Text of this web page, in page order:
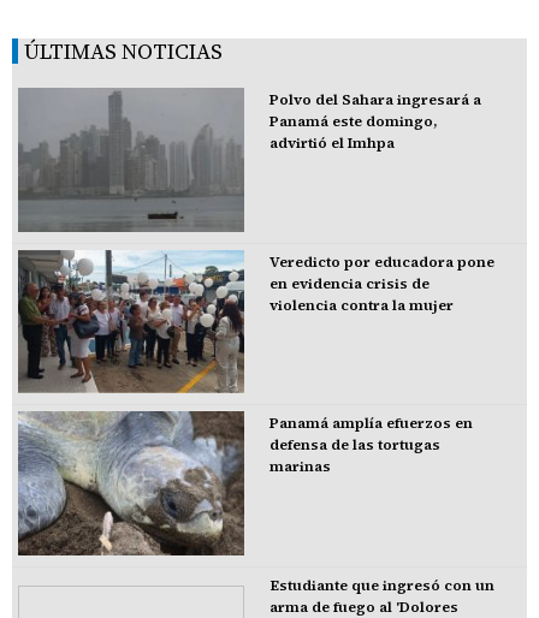
ÚLTIMAS NOTICIAS
Polvo del Sahara ingresará a
Panamá este domingo,
advirtió el Imhpa
Veredicto por educadora pone
en evidencia crisis de
violencia contra la mujer
Panamá amplía efuerzos en
defensa de las tortugas
marinas
Estudiante que ingresó con un
arma de fuego al 'Dolores